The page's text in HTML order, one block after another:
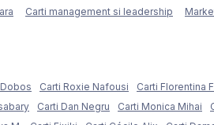
Carti management si leadership
Carti Roxie Nafousi Carti Florentina
Carti Dan Negru Carti Monica Mihai